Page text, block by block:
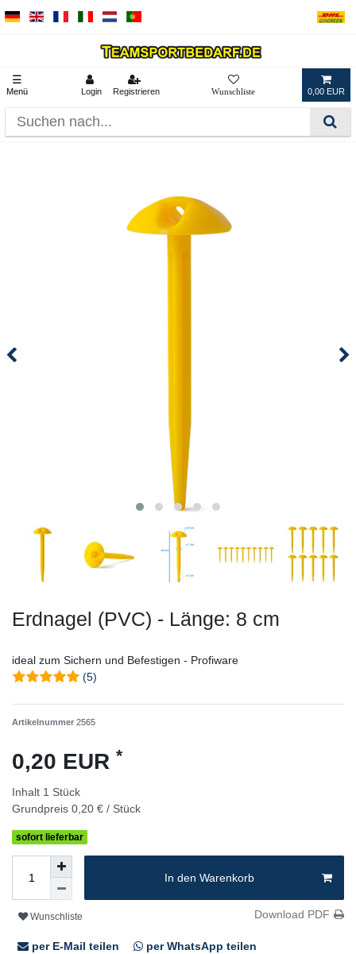
☰
Menü Login Registrieren 0,00 EUR
Erdnagel (PVC) - Länge: 8 cm
ideal zum Sichern und Befestigen - Profiware
(5)
Artikelnummer 2565
0,20 EUR *
Inhalt 1 Stück
Grundpreis 0,20 € / Stück
sofort lieferbar
In den Warenkorb
Wunschliste Download PDF
per E-Mail teilen per WhatsApp teilen